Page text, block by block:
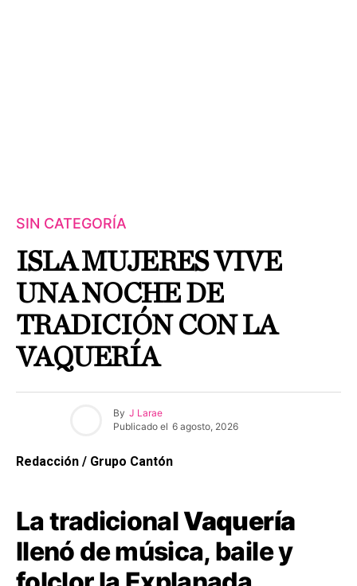
SIN CATEGORÍA
ISLA MUJERES VIVE
UNA NOCHE DE
TRADICIÓN CON LA
VAQUERÍA
By J Larae
Publicado el 6 agosto, 2026
Redacción / Grupo Cantón
La tradicionalVaquería
llenó de música, baile y